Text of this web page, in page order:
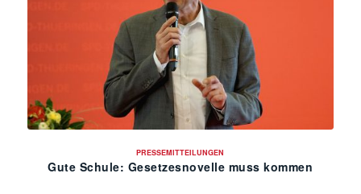
PRESSEMITTEILUNGEN
Gute Schule: Gesetzesnovelle muss kommen